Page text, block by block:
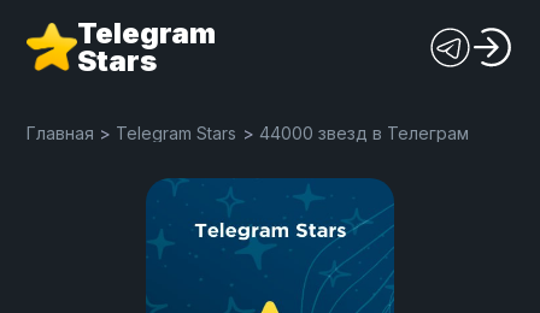
Telegram
Stars
Главная > Telegram Stars >44000 звезд в Телеграм